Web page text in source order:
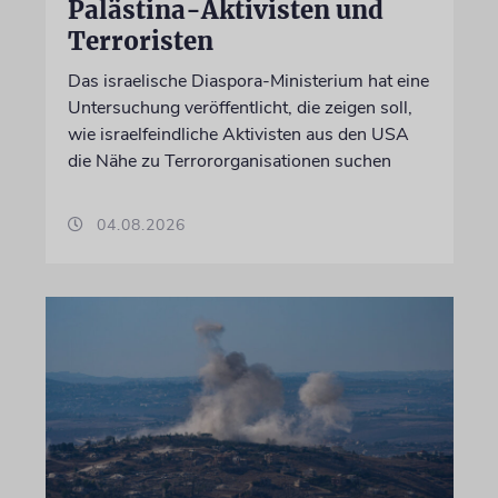
Palästina-Aktivisten und
Terroristen
Das israelische Diaspora-Ministerium hat eine
Untersuchung veröffentlicht, die zeigen soll,
wie israelfeindliche Aktivisten aus den USA
die Nähe zu Terrororganisationen suchen
04.08.2026